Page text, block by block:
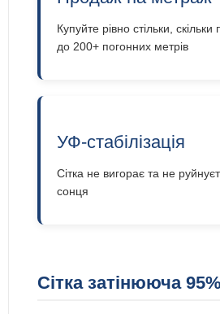
Купуйте рівно стільки, скільки
до 200+ погонних метрів
УФ-стабілізація
Сітка не вигорає та не
сонця
Сітка затінююча